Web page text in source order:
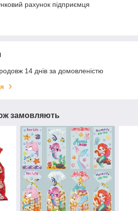
рахунок підприємця
14 днів за домовленістю
замовляють